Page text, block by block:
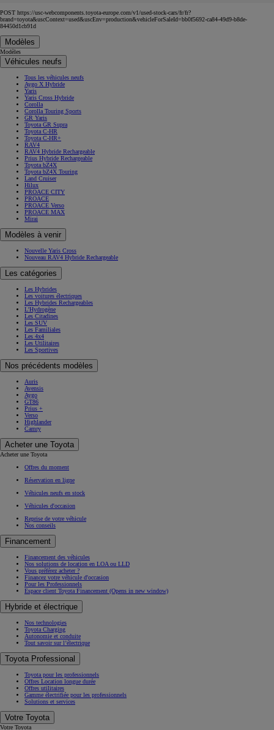
8 Véhicules similaires
POST https://usc-webcomponents.toyota-europe.com/v1/used-stock-cars/fr/fr?
brand=toyota&uscContext=used&uscEnv=production&vehicleForSaleId=bb0f5692-ca84-49d9-b8de-
84450d1cb91d
Modèles
Modèles
Véhicules neufs
Tous les véhicules neufs
Aygo X Hybride
Yaris
Yaris Cross Hybride
Corolla
Corolla Touring Sports
GR Yaris
Toyota GR Supra
Toyota C-HR+
RAV4
RAV4 Hybride Rechargeable
Prius Hybride Rechargeable
Toyota bZ4X
Toyota bZ4X Touring
Land Cruiser
Hilux
PROACE
PROACE Verso
PROACE MAX
Modèles à venir
Nouvelle Yaris Cross
Les catégories
Les voitures électriques
Les Hybrides Rechargeables
Les Citadines
Les SUV
Les Familiales
Les 4x4
Les Utilitaires
Les Sportives
Nos précédents modèles
Auris
Avensis
Aygo
GT86
Prius +
Verso
Highlander
Camry
Acheter une Toyota
Acheter une Toyota
Offres du moment
Réservation en ligne